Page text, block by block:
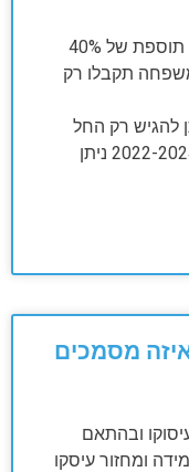
בעקבות חקיקה, לקראת 2022- תהה תוספת של 40%
תקבלו רק
כאמור ניתן להגיש רק החל
משנת 2023. מענק העבודה לשנים 2022-2024 ניתן
מסמכים
ובהתאם
ומחזור עיסקו